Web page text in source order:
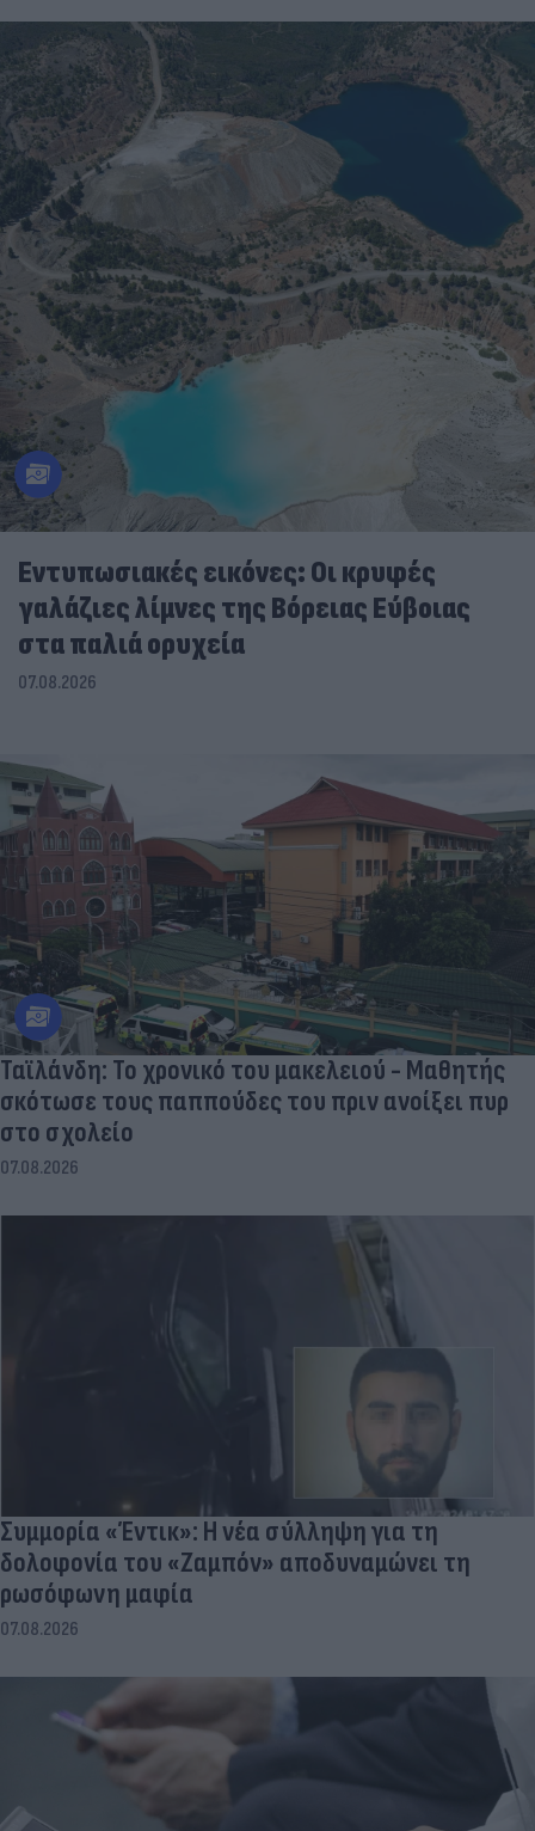
Εντυπωσιακές εικόνες: Οι κρυφές
γαλάζιες λίμνες της Βόρειας Εύβοιας
στα παλιά ορυχεία
07.08.2026
Ταϊλάνδη: Το χρονικό του μακελειού - Μαθητής
σκότωσε τους παππούδες του πριν ανοίξει πυρ
στο σχολείο
07.08.2026
Συμμορία «Έντικ»: Η νέα σύλληψη για τη
δολοφονία του «Ζαμπόν» αποδυναμώνει τη
ρωσόφωνη μαφία
07.08.2026